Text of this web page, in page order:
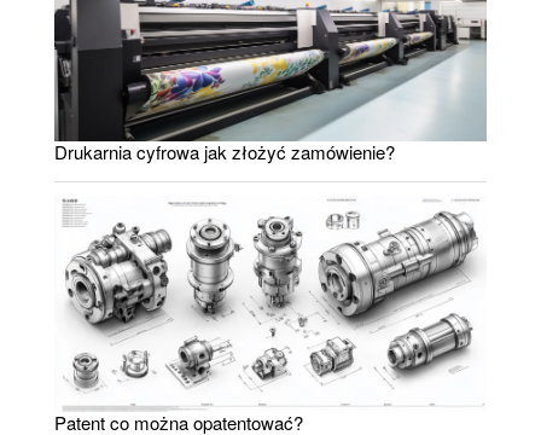
Drukarnia cyfrowa jak złożyć zamówienie?
Patent co można opatentować?